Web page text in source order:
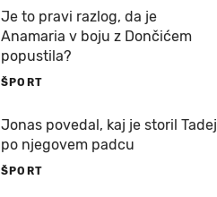
Je to pravi razlog, da je
Anamaria v boju z Dončićem
popustila?
ŠPORT
Jonas povedal, kaj je storil Tadej
po njegovem padcu
ŠPORT